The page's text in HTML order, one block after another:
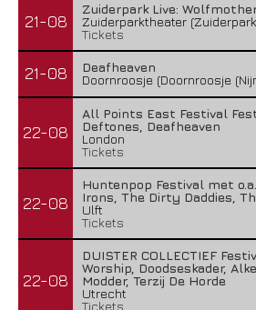
21-08
Zuiderpark Live:
Zuiderparktheater
Tickets
21-08
Deafheaven
Doornroosje (Doornroosje
22-08
All Points East Festival
Deftones, Deafheaven
London
Tickets
22-08
Huntenpop Festival met
Irons, The Dirty Daddies,
Ulft
Tickets
22-08
DUISTER COLLECTIEF
Worship, Doodseskader,
Modder, Terzij De Horde
Utrecht
Tickets